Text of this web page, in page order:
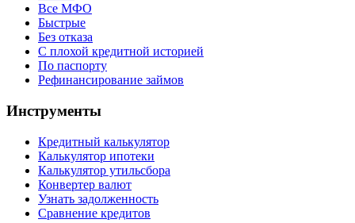
Все МФО
Быстрые
Без отказа
С плохой кредитной историей
По паспорту
Рефинансирование займов
Инструменты
Кредитный калькулятор
Калькулятор ипотеки
Калькулятор утильсбора
Конвертер валют
Узнать задолженность
Сравнение кредитов